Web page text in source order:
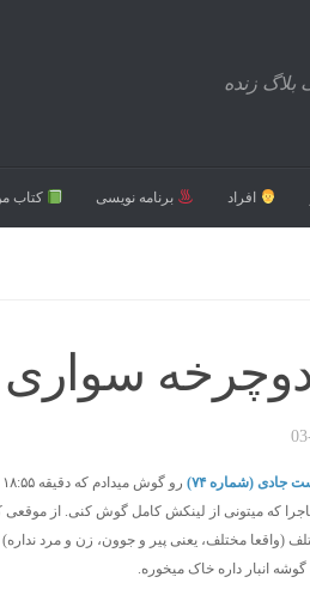
بلاگ زنده
افراد برنامه نویسی کتاب
سواری
جادی (شماره ۷۴)
که میتونی از لینکش کامل گوش کنی. از
(واقعا مختلف، یعنی پیر و جوون، زن و مرد
انبار داره خاک میخوره.